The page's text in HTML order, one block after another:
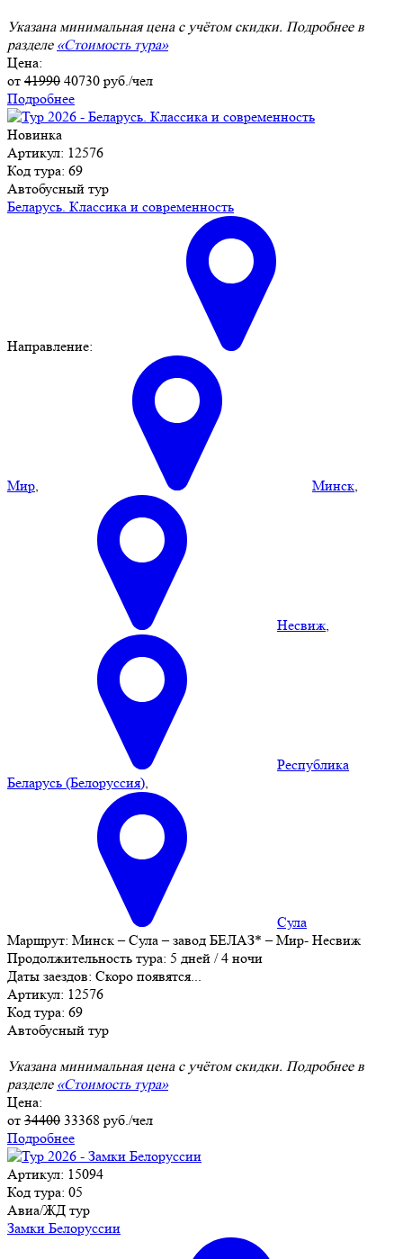
Указана минимальная цена с учётом скидки. Подробнее в
разделе «Стоимость тура»
Цена:
от 41990 40730 руб./чел
Подробнее
Новинка
Артикул: 12576
Код тура: 69
Автобусный тур
Беларусь. Классика и современность
Направление:
Мир, Минск,
Несвиж,
Республика
Беларусь (Белоруссия),
Сула
Маршрут: Минск – Сула – завод БЕЛАЗ* – Мир- Несвиж
Продолжительность тура: 5 дней / 4 ночи
Даты заездов: Скоро появятся...
Артикул: 12576
Код тура: 69
Автобусный тур
Указана минимальная цена с учётом скидки. Подробнее в
разделе «Стоимость тура»
Цена:
от 34400 33368 руб./чел
Подробнее
Артикул: 15094
Код тура: 05
Авиа/ЖД тур
Замки Белоруссии